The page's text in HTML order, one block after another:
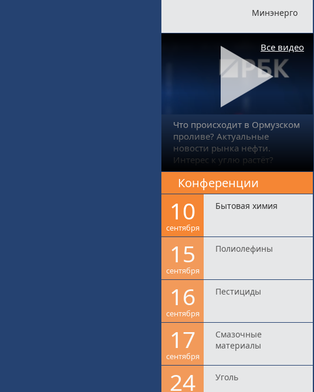
Минэнерго
Что происходит в Ормузском
проливе? Актуальные
новости рынка нефти.
Интерес к углю растёт?
Все видео
Конференции
10
сентября
Бытовая химия
15
сентября
Полиолефины
16
сентября
Пестициды
17
сентября
Смазочные
материалы
24 Уголь